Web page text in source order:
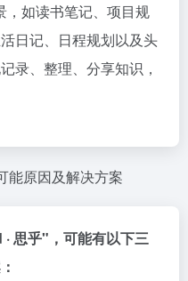
，如读书笔记、项目规
日记、日程规划以及头
录、整理、分享知识，
能原因及解决方案
思乎"，可能有以下三